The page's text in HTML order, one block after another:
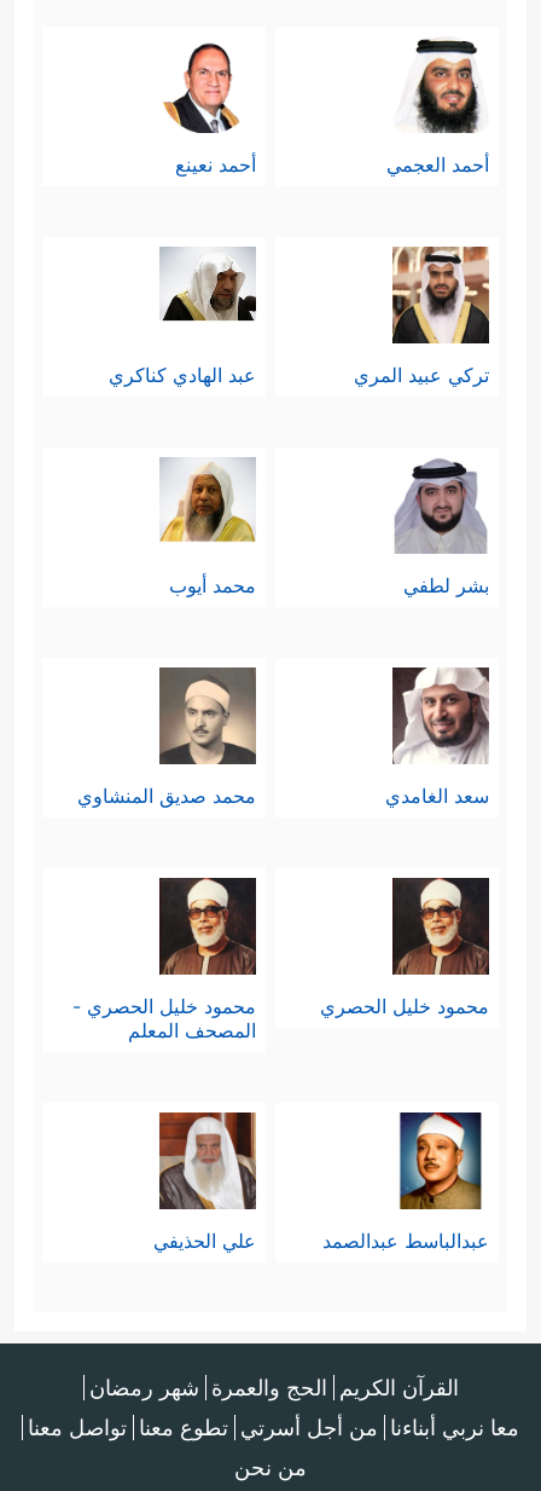
أحمد العجمي أحمد نعينع
تركي عبيد المري عبد الهادي كناكري
بشر لطفي محمد أيوب
سعد الغامدي محمد صديق المنشاوي
محمود خليل الحصري
محمود خليل الحصري -
المصحف المعلم
عبدالباسط عبدالصمد علي الحذيفي
القرآن الكريم الحج والعمرة شهر رمضان
معا نربي أبناءنا من أجل أسرتي تطوع معنا تواصل معنا
من نحن